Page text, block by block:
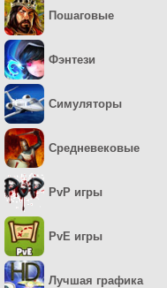
Пошаговые
Фэнтези
Симуляторы
Средневековые
PvP игры
PvE игры
Лучшая графика